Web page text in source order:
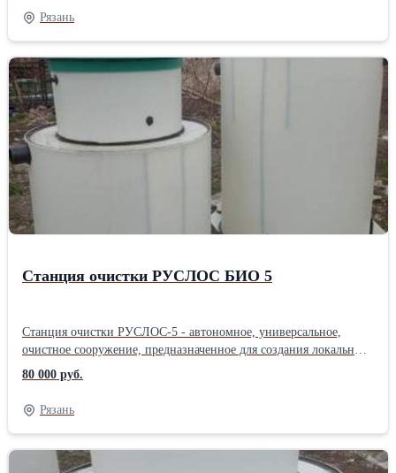
жидкостей. Этот вид продукции может быть изготовлен в любом
цветовом варианте. Вертикальные пластиковые цилиндрические
емкости отличаются современным, эргономичным дизайном.
Емкости пластиковые комплектуются специальной крышкой с
«дыхательным клапаном». Диаметр горловины составляет: 300
мм для моделей ЭВЛ-200, ЭВЛ-300, ЭВЛ —500, ЭВЛ —750, ЭВЛ
— 1000; и 400 мм для моделей ЭВЛ — 2000, ЭВЛ — 3000, ЭВЛ
— 5000. Изделия не изменяет физические и химических
свойства хранящихся в них веществ. Габариты — (ВхД мм) 1210
х1170, цвет — синий, Горловина Д 300 ммПроизводитель:
Россия под плотность до: До 1.5 г/см³ см³ Длина: 1140 см
Ширина: 1140 см Высота: 1245 см
Рязань
Станция очистки РУСЛОС БИО 5
Станция очистки РУСЛОС-5 - автономное, универсальное,
очистное сооружение, предназначенное для создания локальных
канализационных систем на загородных участках и коттеджных
поселках Простая цилиндрическая конструкция станции, в
отличие от прямоугольной, придает ей высокую жесткость и
прочность,благодаря чему давление грунта распределяется
равномерно по всей плоскости стенок; Характеристики Способ
очистки Биологический Количество обслуживающих человек 5
80 000 руб.
Рязань